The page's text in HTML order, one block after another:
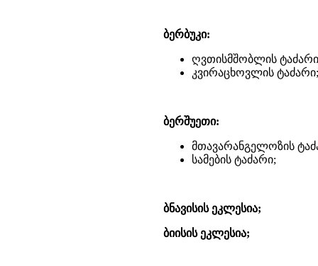
ბერბუკი:
ღვთისმშობლის
კვირაცხოვლის ტაძარი;
ბერშუეთი:
მთავარანგელოზის
სამების ტაძარი;
ბნავისის ეკლესია;
ბიისის ეკლესია;